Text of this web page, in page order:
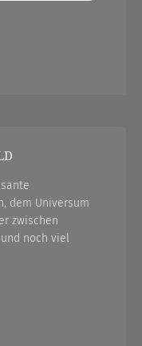
dem Universum
zwischen
noch viel